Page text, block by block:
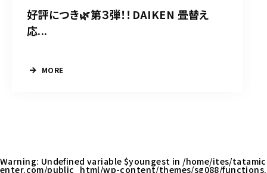
好評につき🌿第３弾！！DAIKEN 畳替え
応...
MORE
Warning: Undefined variable $youngest in /home/ites/tatamic
enter.com/public_html/wp-content/themes/sg088/functions.